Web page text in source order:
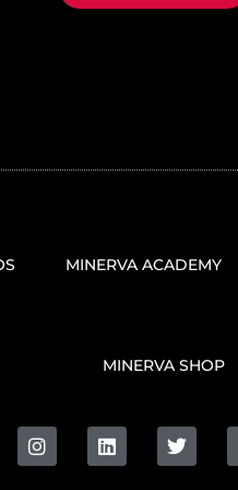
MINERVA ACADEMY
MINERVA SHOP